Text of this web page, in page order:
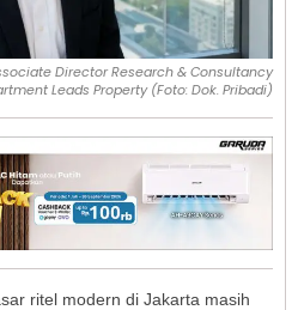
Director Research & Consultancy
Leads Property (Foto: Dok. Pribadi)
ritel modern di Jakarta masih